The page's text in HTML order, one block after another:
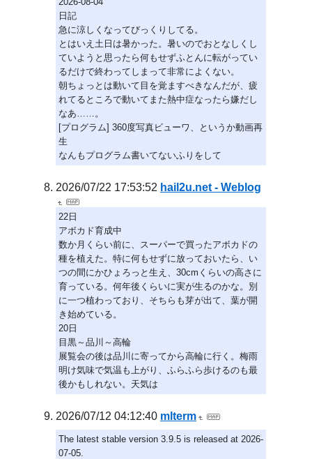
日記
急に涼しくなってびっくりしてる。
とはいえ土日は暑かった。暑いのでおとなしくし
ていようと思ったら何もせずふとんに転がってい
るだけで終わってしまって非常によくない。
朝ちょっとは動いて目を覚ますべきなんだが、疲
れてるところで動いてまた熱中症なったら嫌だし
なあ……。
[プログラム] 360度写真ビューワ、というか動画再
生
なんもプログラム書いてないふりをして
2026/07/22 17:53:52 hail2u.net - Weblog
22日
アボカド育成中
数か月くらい前に、スーパーで買ったアボカドの
種を植えた。特に何もせずに放っておいたら、い
つの間にかひょろっと生え、30cmくらいの高さに
育っている。何年後くらいに実が生るのかな。別
に一つ植わっており、そちらも芽が出て、葉が開
き始めている。
20日
目黒～品川～高輪
展覧会の後は品川に寄ってから高輪に行く。梅雨
明け気味で気温も上がり、ふらふら歩けるのも最
後かもしれない。天気は
2026/07/12 04:12:40 mlterm
The latest stable version 3.9.5 is released at 2026-
07-05.